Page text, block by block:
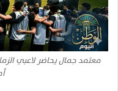
معتمد جمال يحاضر لاعبي